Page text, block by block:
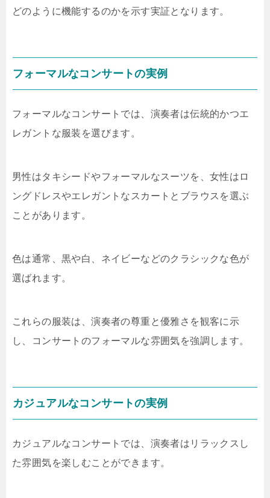
どのように機能するのかを示す実証となります。
フォーマルなコンサートの実例
フォーマルなコンサートでは、演奏者は伝統的かつエ
レガントな服装を選びます。
男性はタキシードやフォーマルなスーツを、女性はロ
ングドレスやエレガントなスカートとブラウスを選ぶ
ことがあります。
色は通常、黒や白、ネイビーなどのクラシックな色が
選ばれます。
これらの服装は、演奏者の尊重と優雅さを観客に示
し、コンサートのフォーマルな雰囲気を強調します。
カジュアルなコンサートの実例
カジュアルなコンサートでは、演奏者はリラックスし
た雰囲気を楽しむことができます。